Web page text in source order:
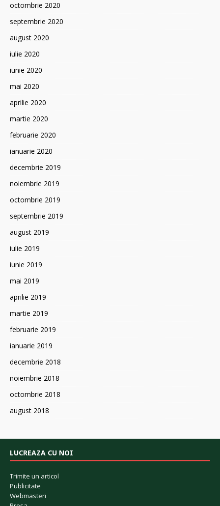
octombrie 2020
septembrie 2020
august 2020
iulie 2020
iunie 2020
mai 2020
aprilie 2020
martie 2020
februarie 2020
ianuarie 2020
decembrie 2019
noiembrie 2019
octombrie 2019
septembrie 2019
august 2019
iulie 2019
iunie 2019
mai 2019
aprilie 2019
martie 2019
februarie 2019
ianuarie 2019
decembrie 2018
noiembrie 2018
octombrie 2018
august 2018
LUCREAZA CU NOI
Trimite un articol
Publicitate
Webmasteri